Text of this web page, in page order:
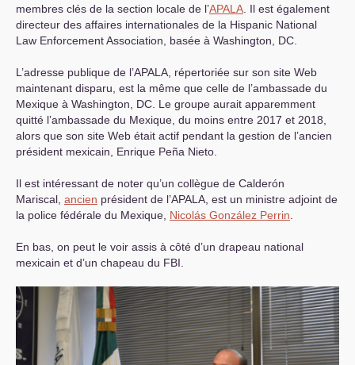
membres clés de la section locale de l’APALA . Il est également
directeur des affaires internationales de la Hispanic National
Law Enforcement Association, basée à Washington, DC
L’adresse publique de l’APALA , répertoriée sur son site Web
maintenant disparu, est la même que celle de l’ambassade du
Mexique à Washington, DC . Le groupe aurait apparemment
quitté l’ambassade du Mexique, du moins entre 2017 et 2018,
alors que son site Web était actif pendant la gestion de l’ancien
président mexicain, Enrique Peña Nieto.
Il est intéressant de noter qu’un collègue de Calderón
Mariscal, ancien président de l’APALA , est un ministre adjoint de
la police fédérale du Mexique, Nicolás González Perrin
En bas, on peut le voir assis à côté d’un drapeau national
mexicain et d’un chapeau du FBI